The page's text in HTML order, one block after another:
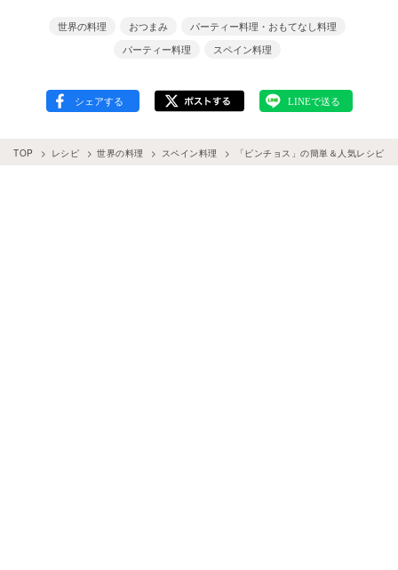
世界の料理 おつまみ
パーティー料理・おもてなし料理
パーティー料理
スペイン料理
TOP レシピ 世界の料理 スペイン料理 「ピンチョス」の簡単＆人気レシピ